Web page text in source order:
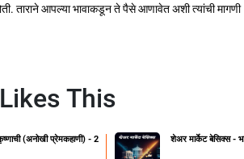
ताराने आपल्या भावाकडून ते पैसे आणावेत अशी त्यांची मागणी
This
(अनोखी प्रेमकहाणी) - 2 शेअर मार्केट बेसिक्स -